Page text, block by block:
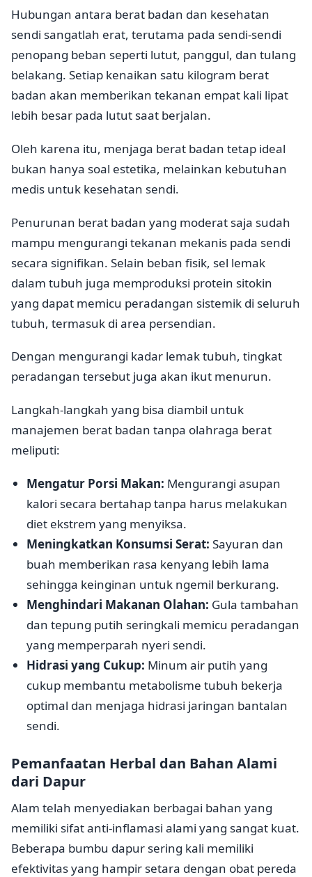
Hubungan antara berat badan dan kesehatan
sendi sangatlah erat, terutama pada sendi-sendi
penopang beban seperti lutut, panggul, dan tulang
belakang. Setiap kenaikan satu kilogram berat
badan akan memberikan tekanan empat kali lipat
lebih besar pada lutut saat berjalan.
Oleh karena itu, menjaga berat badan tetap ideal
bukan hanya soal estetika, melainkan kebutuhan
medis untuk kesehatan sendi.
Penurunan berat badan yang moderat saja sudah
mampu mengurangi tekanan mekanis pada sendi
secara signifikan. Selain beban fisik, sel lemak
dalam tubuh juga memproduksi protein sitokin
yang dapat memicu peradangan sistemik di seluruh
tubuh, termasuk di area persendian.
Dengan mengurangi kadar lemak tubuh, tingkat
peradangan tersebut juga akan ikut menurun.
Langkah-langkah yang bisa diambil untuk
manajemen berat badan tanpa olahraga berat
meliputi:
Mengatur Porsi Makan: Mengurangi asupan
kalori secara bertahap tanpa harus melakukan
diet ekstrem yang menyiksa.
Meningkatkan Konsumsi Serat: Sayuran dan
buah memberikan rasa kenyang lebih lama
sehingga keinginan untuk ngemil berkurang.
Menghindari Makanan Olahan: Gula tambahan
dan tepung putih seringkali memicu peradangan
yang memperparah nyeri sendi.
Hidrasi yang Cukup: Minum air putih yang
cukup membantu metabolisme tubuh bekerja
optimal dan menjaga hidrasi jaringan bantalan
sendi.
Pemanfaatan Herbal dan Bahan Alami
dari Dapur
Alam telah menyediakan berbagai bahan yang
memiliki sifat anti-inflamasi alami yang sangat kuat.
Beberapa bumbu dapur sering kali memiliki
efektivitas yang hampir setara dengan obat pereda